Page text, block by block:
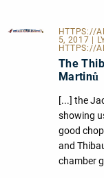
HTTPS://
5, 2017 |
HTTPS://
The
Martinů
[...] the
showing
good
and
chamber